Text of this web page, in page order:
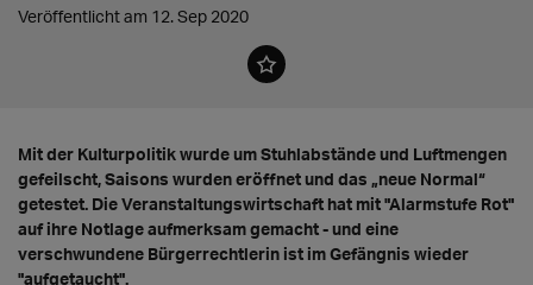
Veröffentlicht am 12. Sep 2020
Mit der Kulturpolitik wurde um Stuhlabstände und Luftmengen
gefeilscht, Saisons wurden eröffnet und das „neue Normal“
getestet. Die Veranstaltungswirtschaft hat mit "Alarmstufe Rot"
auf ihre Notlage aufmerksam gemacht - und eine
verschwundene Bürgerrechtlerin ist im Gefängnis wieder
"aufgetaucht".